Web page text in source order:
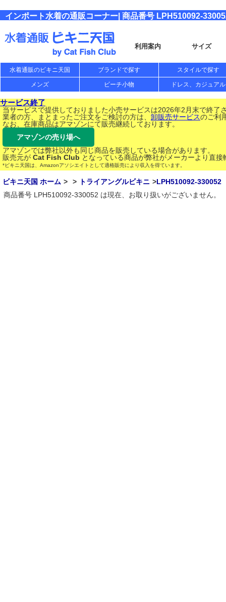
インポート水着の通販コーナー| 商品番号 LPH510092-
利用案内 サイズ
水着通販のビキニ天国 ブランドで探す スタイルで探す
メンズ ビーチ小物 ドレス、カジュアル
サービス終了
当サービスで提供しておりました小売サービスは2026年2月末で終了
業者の方、まとまったご注文をご検討の方は、 卸販売サービスのご利
なお、在庫商品はアマゾンにて販売継続しております。
アマゾンの売り場へ
アマゾンでは弊社以外も同じ商品を販売している場合があります。
販売元が Cat Fish Club となっている商品が弊社がメーカーより直
*ビキニ天国は、Amazonアソシエイトとして適格販売により収入を得ています。
ビキニ天国 ホーム トライアングルビキニ
LPH510092-330052
商品番号 LPH510092-330052 は現在、お取り扱いがございません。